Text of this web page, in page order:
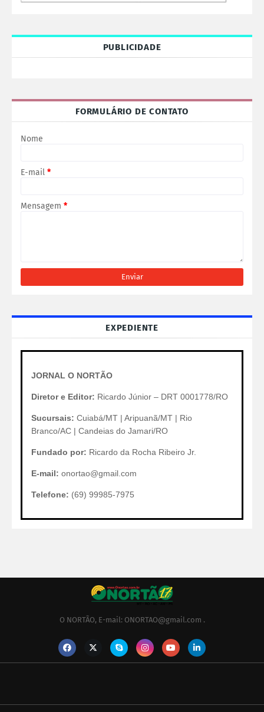
PUBLICIDADE
FORMULÁRIO DE CONTATO
Nome
E-mail *
Mensagem *
EXPEDIENTE
JORNAL O NORTÃO
Diretor e Editor: Ricardo Júnior – DRT 0001778/RO
Sucursais: Cuiabá/MT | Aripuanã/MT | Rio
Branco/AC | Candeias do Jamari/RO
Fundado por: Ricardo da Rocha Ribeiro Jr.
E-mail: onortao@gmail.com
Telefone: (69) 99985-7975
O NORTÃO, E-mail: ONORTAO@gmail.com .